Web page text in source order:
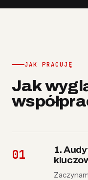
JAK PRACUJĘ
Jak
1.